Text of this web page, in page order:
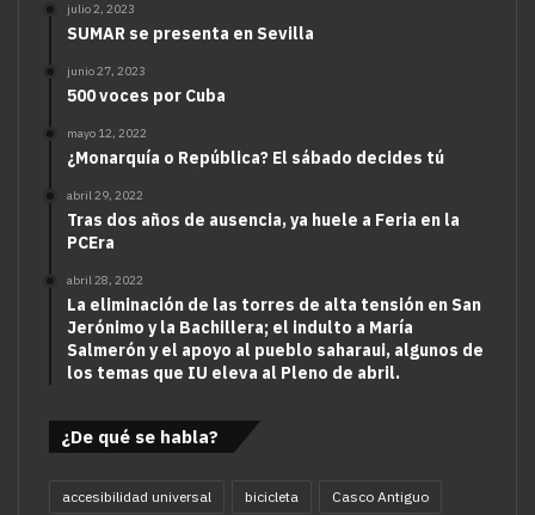
julio 2, 2023
SUMAR se presenta en Sevilla
junio 27, 2023
500 voces por Cuba
mayo 12, 2022
¿Monarquía o República? El sábado decides tú
abril 29, 2022
Tras dos años de ausencia, ya huele a Feria en la
PCEra
abril 28, 2022
La eliminación de las torres de alta tensión en San
Jerónimo y la Bachillera; el indulto a María
Salmerón y el apoyo al pueblo saharaui, algunos de
los temas que IU eleva al Pleno de abril.
¿De qué se habla?
accesibilidad universal bicicleta Casco Antiguo